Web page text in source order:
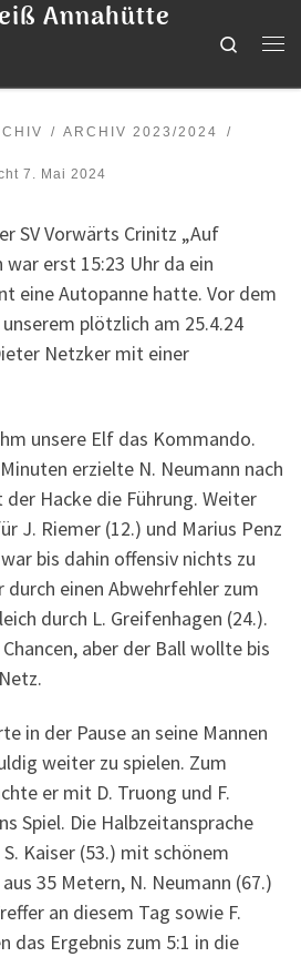
Annahütte
Search
ARCHIV 2023/2024
7. Mai 2024
SV Vorwärts Crinitz „Auf
war erst 15:23 Uhr da ein
eine Autopanne hatte. Vor dem
plötzlich am 25.4.24
Netzker mit einer
unsere Elf das Kommando.
erzielte N. Neumann nach
Hacke die Führung. Weiter
J. Riemer (12.) und Marius Penz
bis dahin offensiv nichts zu
durch einen Abwehrfehler zum
durch L. Greifenhagen (24.).
aber der Ball wollte bis
in der Pause an seine Mannen
weiter zu spielen. Zum
er mit D. Truong und F.
Spiel. Die Halbzeitansprache
Kaiser (53.) mit schönem
35 Metern, N. Neumann (67.)
an diesem Tag sowie F.
das Ergebnis zum 5:1 in die